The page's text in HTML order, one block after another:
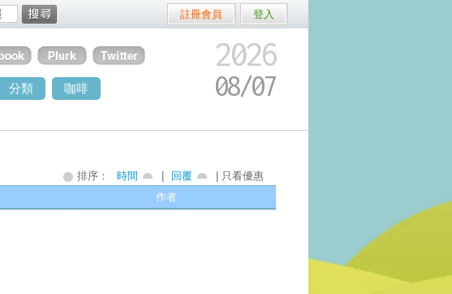
註冊會員 登入
2026
08/07
分類 咖啡
排序： 時間 回覆
| 只看優惠
作者